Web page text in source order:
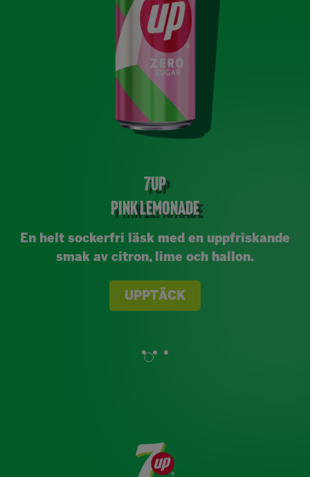
7UP
PINK LEMONADE
En helt sockerfri läsk med en uppfriskande
smak av citron, lime och hallon.
UPPTÄCK